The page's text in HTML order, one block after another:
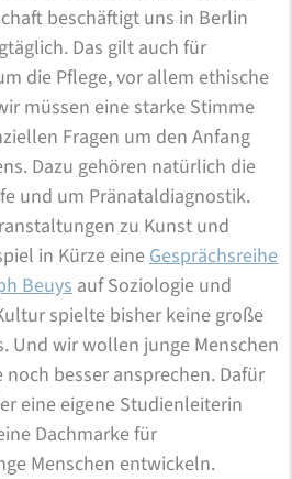
beschäftigt uns in Berlin
Das gilt auch für
die Pflege, vor allem ethische
müssen eine starke Stimme
Fragen um den Anfang
Dazu gehören natürlich die
und um Pränataldiagnostik.
zu Kunst und
in Kürze eineGesprächsreihe
Beuys auf Soziologie und
spielte bisher keine große
Und wir wollen junge Menschen
besser ansprechen. Dafür
eine eigene Studienleiterin
Dachmarke für
Menschen entwickeln.